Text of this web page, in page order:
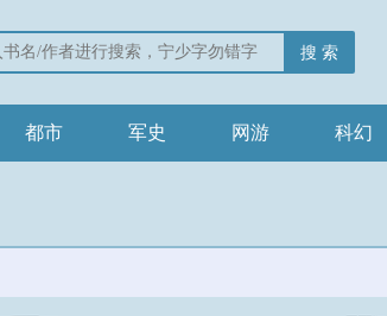
搜 索
都市 军史 网游 科幻